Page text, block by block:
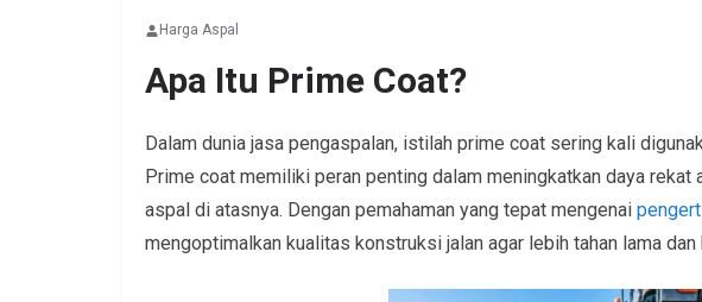
Harga Aspal
Apa Itu Prime Coat?
Dalam dunia jasa pengaspalan, istilah prime coat sering kali
Prime coat memiliki peran penting dalam meningkatkan daya
aspal di atasnya. Dengan pemahaman yang tepat mengenai
mengoptimalkan kualitas konstruksi jalan agar lebih tahan lama dan